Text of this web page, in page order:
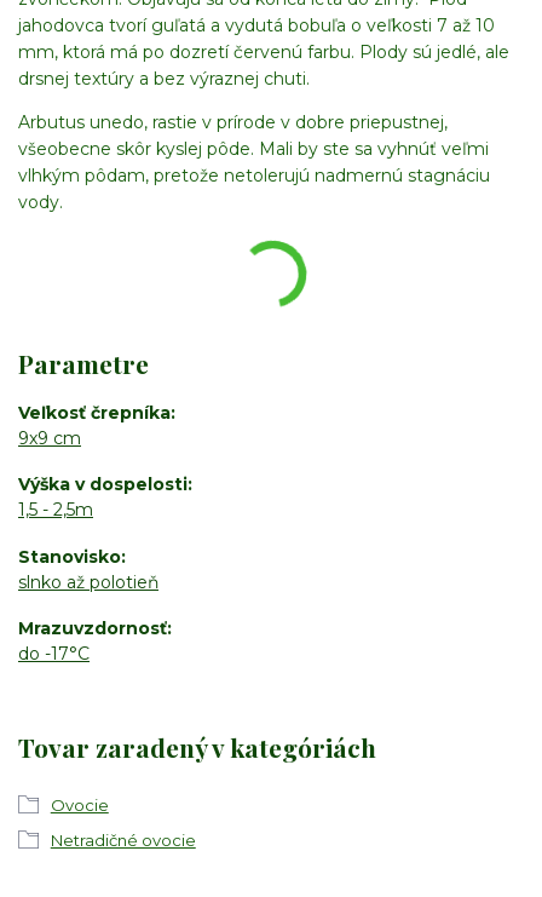
jahodovca tvorí guľatá a vydutá bobuľa o veľkosti 7 až 10
mm, ktorá má po dozretí červenú farbu. Plody sú jedlé, ale
drsnej textúry a bez výraznej chuti.
Arbutus unedo, rastie v prírode v dobre priepustnej,
všeobecne skôr kyslej pôde. Mali by ste sa vyhnúť veľmi
vlhkým pôdam, pretože netolerujú nadmernú stagnáciu
vody.
Parametre
Veľkosť črepníka
9x9 cm
Výška v dospelosti
1,5 - 2,5m
Stanovisko
slnko až polotieň
Mrazuvzdornosť
do -17°C
Tovar zaradený v kategóriách
Ovocie
Netradičné ovocie